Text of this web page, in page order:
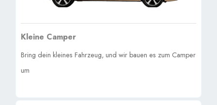
Kleine Camper
Bring dein kleines Fahrzeug, und wir bauen es zum Camper
um